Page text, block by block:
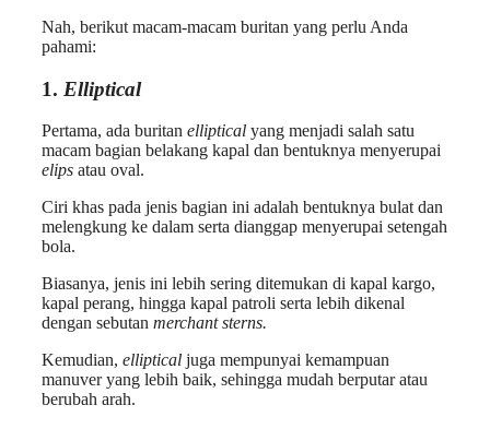
Nah, berikut macam-macam buritan yang perlu Anda
pahami:
1. Elliptical
Pertama, ada buritan elliptical yang menjadi salah satu
macam bagian belakang kapal dan bentuknya menyerupai
elips atau oval.
Ciri khas pada jenis bagian ini adalah bentuknya bulat dan
melengkung ke dalam serta dianggap menyerupai setengah
bola.
Biasanya, jenis ini lebih sering ditemukan di kapal kargo,
kapal perang, hingga kapal patroli serta lebih dikenal
dengan sebutan merchant sterns.
Kemudian, elliptical juga mempunyai kemampuan
manuver yang lebih baik, sehingga mudah berputar atau
berubah arah.